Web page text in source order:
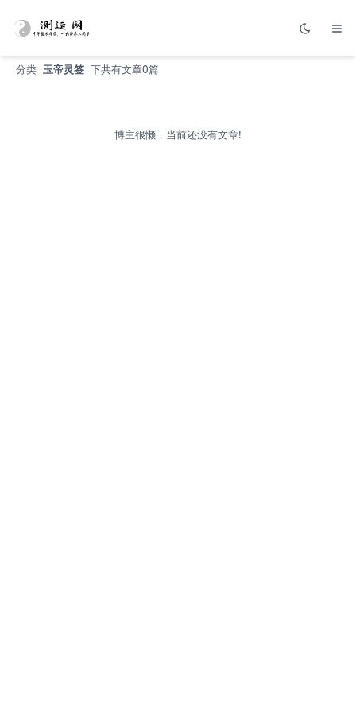
分类 玉帝灵签 下共有文章0篇
博主很懒，当前还没有文章!